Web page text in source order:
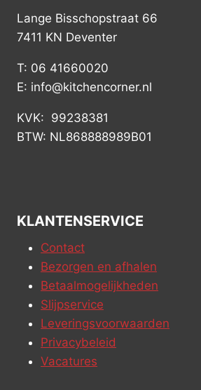
Lange Bisschopstraat 66
7411 KN Deventer
T: 06 41660020
E: info@kitchencorner.nl
KVK: 99238381
BTW: NL868888989B01
KLANTENSERVICE
Contact
Bezorgen en afhalen
Betaalmogelijkheden
Slijpservice
Leveringsvoorwaarden
Privacybeleid
Vacatures